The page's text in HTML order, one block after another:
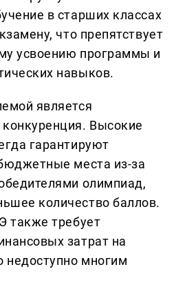
в старших классах
что препятствует
усвоению программы и
навыков.
является
Высокие
гарантируют
места из-за
олимпиад,
количество баллов.
также требует
затрат на
недоступно многим